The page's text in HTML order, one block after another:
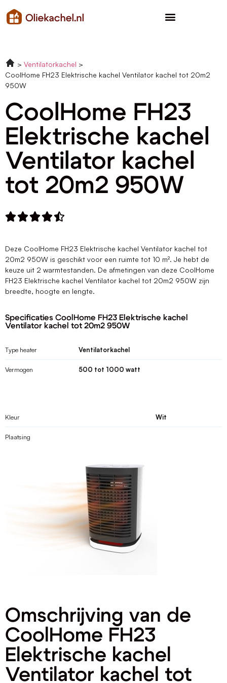
Ventilatorkachel
CoolHome FH23 Elektrische kachel Ventilator kachel tot 20m2
950W
CoolHome FH23
Elektrische kachel
Ventilator kachel
tot 20m2 950W

Deze CoolHome FH23 Elektrische kachel Ventilator kachel tot
20m2 950W is geschikt voor een ruimte tot 10 m². Je hebt de
keuze uit 2 warmtestanden. De afmetingen van deze CoolHome
FH23 Elektrische kachel Ventilator kachel tot 20m2 950W zijn
breedte, hoogte en lengte.
Specificaties CoolHome FH23 Elektrische kachel
Ventilator kachel tot 20m2 950W
Type heater Ventilatorkachel
Vermogen 500 tot 1000 watt
Kleur Wit
Plaatsing
Omschrijving van de
CoolHome FH23
Elektrische kachel
Ventilator kachel tot